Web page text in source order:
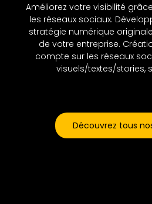
Améliorez votre visibilité
les réseaux sociaux.
stratégie numérique
de votre entreprise.
compte sur les réseaux
visuels/textes/stories,
Découvrez tous